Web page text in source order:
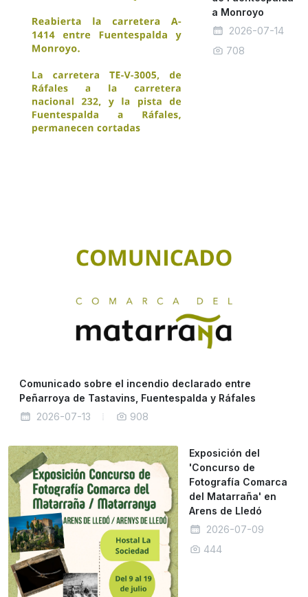
a Monroyo
2026-07-14
708
Comunicado sobre el incendio declarado entre
Peñarroya de Tastavins, Fuentespalda y Ráfales
2026-07-13
908
Exposición del
'Concurso de
Fotografía Comarca
del Matarraña' en
Arens de Lledó
2026-07-09
444